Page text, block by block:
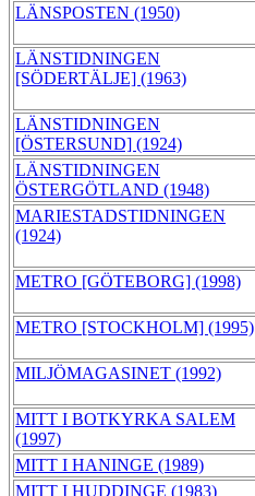
LÄNSPOSTEN (1950)
LÄNSTIDNINGEN
[SÖDERTÄLJE] (1963)
LÄNSTIDNINGEN
[ÖSTERSUND] (1924)
LÄNSTIDNINGEN
ÖSTERGÖTLAND (1948)
MARIESTADSTIDNINGEN
(1924)
METRO [GÖTEBORG] (1998)
METRO [STOCKHOLM] (1995)
MILJÖMAGASINET (1992)
MITT I BOTKYRKA SALEM
(1997)
MITT I HANINGE (1989)
MITT I HUDDINGE (1983)